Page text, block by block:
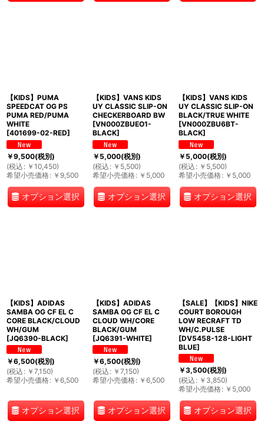
【KIDS】PUMA
SPEEDCAT OG PS
PUMA RED/PUMA
WHITE
[401699-02-RED]
￥9,500(税別)
(税込 : ￥ 10,450)
希望小売価格: ￥ 9,500
オプション選択
【KIDS】VANS KIDS
UY CLASSIC SLIP-ON
CHECKERBOARD BW
[VN000ZBUEO1-
BLACK]
￥5,000(税別)
(税込 : ￥ 5,500)
希望小売価格: ￥ 5,000
オプション選択
【KIDS】VANS KIDS
UY CLASSIC SLIP-ON
BLACK/TRUE WHITE
[VN000ZBU6BT-
BLACK]
￥5,000(税別)
(税込 : ￥ 5,500)
希望小売価格: ￥ 5,000
オプション選択
【KIDS】ADIDAS
SAMBA OG CF EL C
CORE BLACK/CLOUD
WH/GUM
[JQ6390-BLACK]
￥6,500(税別)
(税込 : ￥ 7,150)
希望小売価格: ￥ 6,500
オプション選択
【KIDS】ADIDAS
SAMBA OG CF EL C
CLOUD WH/CORE
BLACK/GUM
[JQ6391-WHITE]
￥6,500(税別)
(税込 : ￥ 7,150)
希望小売価格: ￥ 6,500
オプション選択
【SALE】【KIDS】NIKE
COURT BOROUGH
LOW RECRAFT TD
WH/C.PULSE
[DV5458-128-LIGHT
BLUE]
￥3,500(税別)
(税込 : ￥ 3,850)
希望小売価格: ￥ 5,000
オプション選択